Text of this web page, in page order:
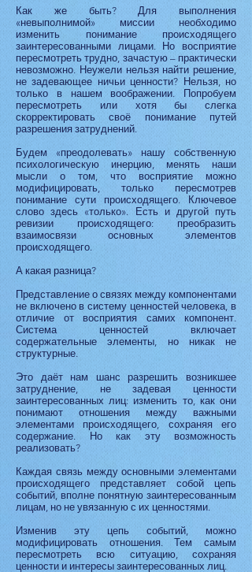
Как же быть? Для выполнения
«невыполнимой» миссии необходимо
изменить понимание происходящего
заинтересованными лицами. Но восприятие
пересмотреть трудно, зачастую – практически
невозможно. Неужели нельзя найти решение,
не задевающее ничьи ценности? Нельзя, но
только в нашем воображении. Попробуем
пересмотреть или хотя бы слегка
скорректировать своё понимание путей
разрешения затруднений.
Будем «преодолевать» нашу собственную
психологическую инерцию, менять наши
мысли о том, что восприятие можно
модифицировать, только пересмотрев
понимание сути происходящего. Ключевое
слово здесь «только». Есть и другой путь
ревизии происходящего: преобразить
взаимосвязи основных элементов
происходящего.
А какая разница?
Представление о связях между компонентами
не включено в систему ценностей человека, в
отличие от восприятия самих компонент.
Система ценностей включает
содержательные элементы, но никак не
структурные.
Это даёт нам шанс разрешить возникшее
затруднение, не задевая ценности
заинтересованных лиц: изменить то, как они
понимают отношения между важными
элементами происходящего, сохраняя его
содержание. Но как эту возможность
реализовать?
Каждая связь между основными элементами
происходящего представляет собой цепь
событий, вполне понятную заинтересованным
лицам, но не увязанную с их ценностями.
Изменив эту цепь событий, можно
модифицировать отношения. Тем самым
пересмотреть всю ситуацию, сохраняя
ценности и интересы заинтересованных лиц.